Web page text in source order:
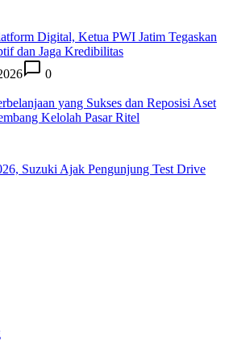
Digital, Ketua PWI Jatim Tegaskan
dan Jaga Kredibilitas
0
yang Sukses dan Reposisi Aset
Kelolah Pasar Ritel
Suzuki Ajak Pengunjung Test Drive